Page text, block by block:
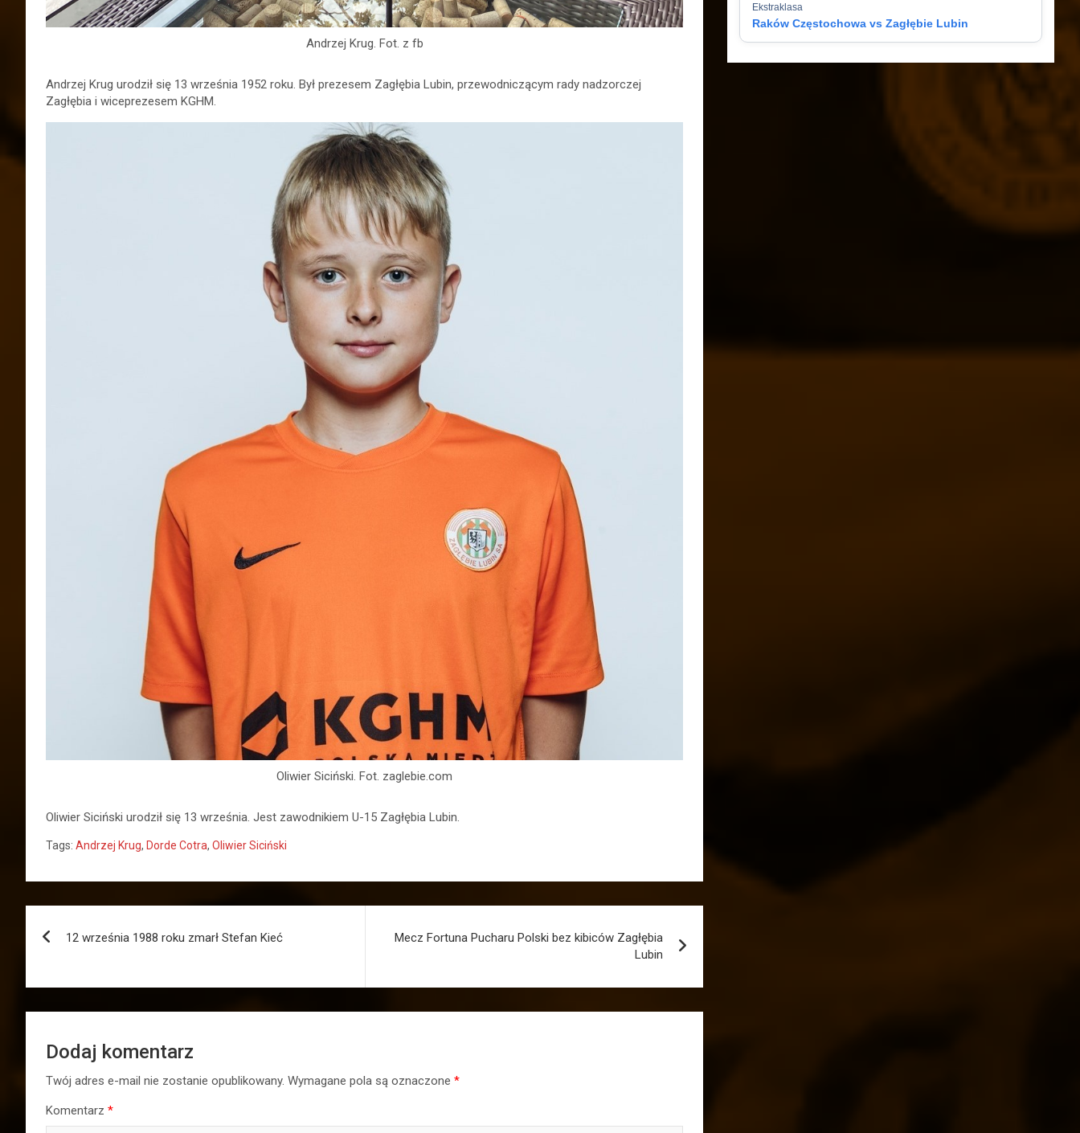
Andrzej Krug. Fot. z fb
Andrzej Krug urodził się 13 września 1952 roku. Był prezesem Zagłębia Lubin, przewodniczącym rady nadzorczej
Zagłębia i wiceprezesem KGHM.
Oliwier Siciński. Fot. zaglebie.com
Oliwier Siciński urodził się 13 września. Jest zawodnikiem U-15 Zagłębia Lubin.
Tags: Andrzej Krug, Dorde Cotra, Oliwier Siciński
12 września 1988 roku zmarł Stefan Kieć
Mecz Fortuna Pucharu Polski bez kibiców Zagłębia
Lubin
Dodaj komentarz
Twój adres e-mail nie zostanie opublikowany. Wymagane pola są oznaczone *
Komentarz *
Ekstraklasa
Raków Częstochowa vs Zagłębie Lubin